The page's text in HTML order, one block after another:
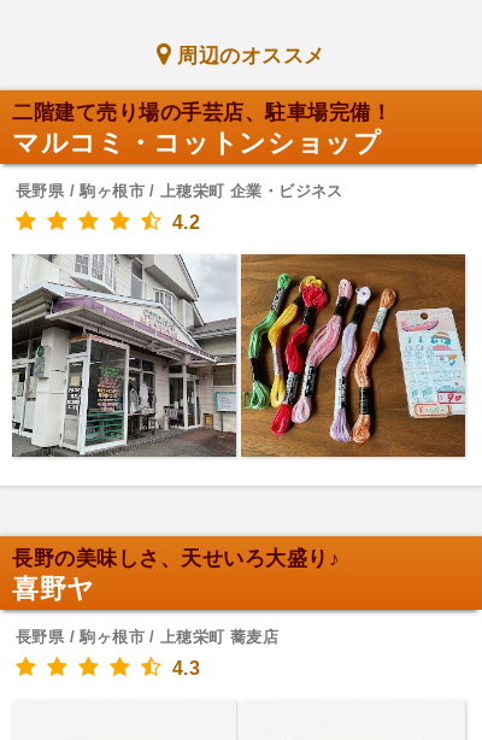
周辺のオススメ
二階建て売り場の手芸店、駐車場完備！
マルコミ・コットンショップ
長野県 / 駒ヶ根市 / 上穂栄町 企業・ビジネス
4.2
長野の美味しさ、天せいろ大盛り♪
喜野ヤ
長野県 / 駒ヶ根市 / 上穂栄町 蕎麦店
4.3